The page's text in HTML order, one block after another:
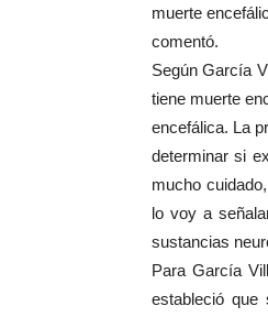
muerte
comentó.
Según García
tiene muerte
encefálica. La
determinar si
mucho
lo voy a
sustancias
Para García
estableció que